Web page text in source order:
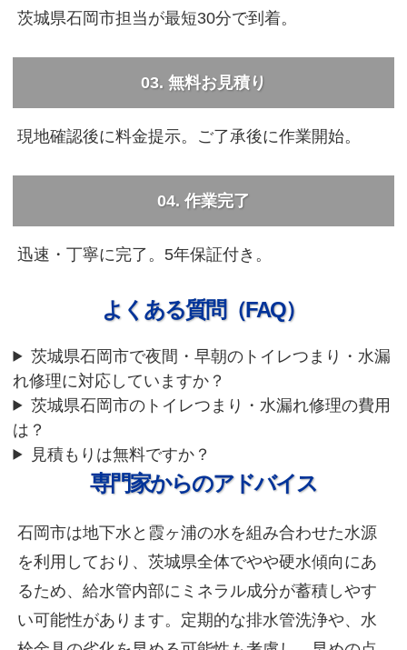
茨城県石岡市担当が最短30分で到着。
03. 無料お見積り
現地確認後に料金提示。ご了承後に作業開始。
04. 作業完了
迅速・丁寧に完了。5年保証付き。
よくある質問（FAQ）
茨城県石岡市で夜間・早朝のトイレつまり・水漏
れ修理に対応していますか？
茨城県石岡市のトイレつまり・水漏れ修理の費用
は？
見積もりは無料ですか？
専門家からのアドバイス
石岡市は地下水と霞ヶ浦の水を組み合わせた水源
を利用しており、茨城県全体でやや硬水傾向にあ
るため、給水管内部にミネラル成分が蓄積しやす
い可能性があります。定期的な排水管洗浄や、水